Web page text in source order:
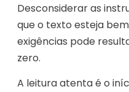
Desconsiderar as
que o texto esteja
exigências pode
zero.
A leitura atenta é o